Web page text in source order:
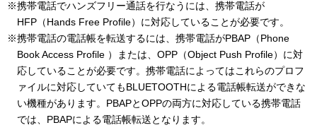
※携帯電話でハンズフリー通話を行なうには、携帯電話が
HFP（Hands Free Profile）に対応していることが必要です。
※携帯電話の電話帳を転送するには、携帯電話がPBAP（Phone
Book Access Profile ）または、OPP（Object Push Profile）に対
応していることが必要です。携帯電話によってはこれらのプロフ
ァイルに対応していてもBLUETOOTHによる電話帳転送ができな
い機種があります。PBAPとOPPの両方に対応している携帯電話
では、PBAPによる電話帳転送となります。